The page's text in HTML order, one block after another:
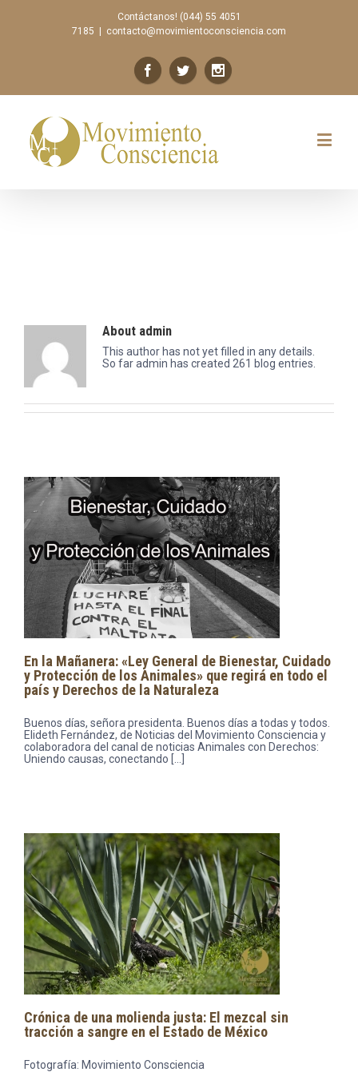
Contáctanos! (044) 55 4051
7185
contacto@movimientoconsciencia.com
About admin
This author has not yet filled in any details.
So far admin has created 261 blog entries.
En la Mañanera: «Ley General de Bienestar, Cuidado
y Protección de los Animales» que regirá en todo el
país y Derechos de la Naturaleza
Buenos días, señora presidenta. Buenos días a todas y todos.
Elideth Fernández, de Noticias del Movimiento Consciencia y
colaboradora del canal de noticias Animales con Derechos:
Uniendo causas, conectando […]
Crónica de una molienda justa: El mezcal sin
tracción a sangre en el Estado de México
Fotografía: Movimiento Consciencia